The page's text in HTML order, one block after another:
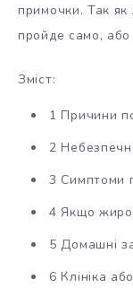
примочки. Так як
пройде само, або
Зміст:
1 Причини
2
3 Симптоми
4 Якщо
5 Домашні
6 Клініка